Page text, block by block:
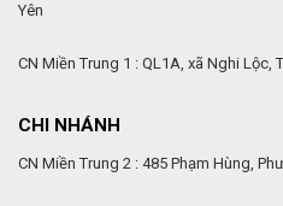
Yên
CN Miền Trung 1 : QL1A, xã Nghi Lộc,
CHI NHÁNH
CN Miền Trung 2 : 485 Phạm Hùng,